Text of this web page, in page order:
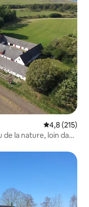
Évaluation
4,8 (215)
la nature, loin dans